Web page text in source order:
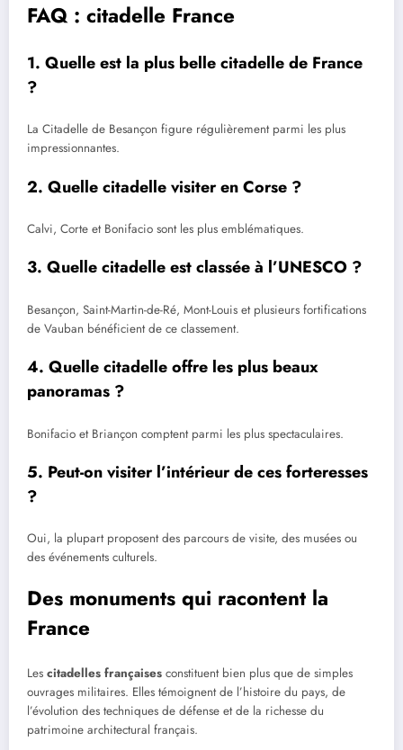
FAQ : citadelle France
1. Quelle est la plus belle citadelle de France
?
La Citadelle de Besançon figure régulièrement parmi les plus
impressionnantes.
2. Quelle citadelle visiter en Corse ?
Calvi, Corte et Bonifacio sont les plus emblématiques.
3. Quelle citadelle est classée à l’UNESCO ?
Besançon, Saint-Martin-de-Ré, Mont-Louis et plusieurs fortifications
de Vauban bénéficient de ce classement.
4. Quelle citadelle offre les plus beaux
panoramas ?
Bonifacio et Briançon comptent parmi les plus spectaculaires.
5. Peut-on visiter l’intérieur de ces forteresses
?
Oui, la plupart proposent des parcours de visite, des musées ou
des événements culturels.
Des monuments qui racontent la
France
Les citadelles françaises constituent bien plus que de simples
ouvrages militaires. Elles témoignent de l’histoire du pays, de
l’évolution des techniques de défense et de la richesse du
patrimoine architectural français.